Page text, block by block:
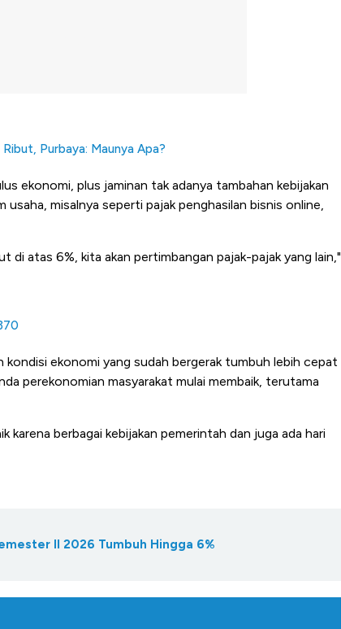
Purbaya: Maunya Apa?
ekonomi, plus jaminan tak adanya tambahan kebijakan
usaha, misalnya seperti pajak penghasilan bisnis online,
atas 6%, kita akan pertimbangan pajak-pajak yang lain,"
kondisi ekonomi yang sudah bergerak tumbuh lebih cepat
perekonomian masyarakat mulai membaik, terutama
karena berbagai kebijakan pemerintah dan juga ada hari
II 2026 Tumbuh Hingga 6%